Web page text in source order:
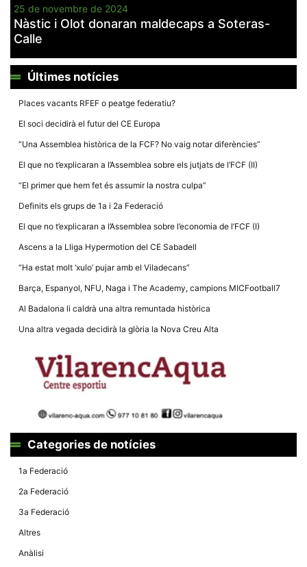
25 de novembre de 2024
Nàstic i Olot donaran maldecaps a Soteras-
Calle
Últimes notícies
Places vacants RFEF o peatge federatiu?
El soci decidirà el futur del CE Europa
“Una Assemblea històrica de la FCF? No vaig notar diferències”
El que no t’explicaran a l’Assemblea sobre els jutjats de l’FCF (II)
“El primer que hem fet és assumir la nostra culpa”
Definits els grups de 1a i 2a Federació
El que no t’explicaran a l’Assemblea sobre l’economia de l’FCF (I)
Ascens a la Lliga Hypermotion del CE Sabadell
“Ha estat molt ‘xulo’ pujar amb el Viladecans”
Barça, Espanyol, NFU, Naga i The Academy, campions MICFootball7
Al Badalona li caldrà una altra remuntada històrica
Una altra vegada decidirà la glòria la Nova Creu Alta
Categories de notícies
1a Federació
2a Federació
3a Federació
Altres
Anàlisi
cookies no
són
web.
Estadístiques
de manera
del lloc web
la funcionalitat
estructura.
Experiència
components
tècnics del
nostre lloc web
dispositiu que
possible. Si